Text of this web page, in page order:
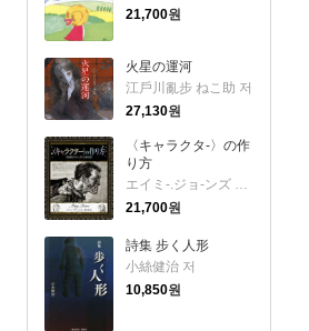
21,700원
火星の運河
江戶川亂步 ねこ助 저
27,130원
〈キャラクタ-〉の作
り方
21,700원
詩集 步く人形
小絲健治 저
10,850원